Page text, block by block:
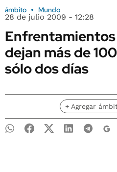
ámbito Mundo
28 de julio 2009 - 12:28
dejan más de
sólo dos días
+ Agregar